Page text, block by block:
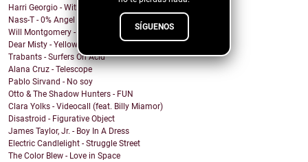
SÍGUENOS
Harri Georgio - With the Lights On
Nass-T - 0% Angel
Will Montgomery - Last Man Standing
Dear Misty - Yellow Cadillac
Trabants - Surfers On Acid
Alana Cruz - Telescope
Pablo Sirvand - No soy
Otto & The Shadow Hunters - FUN
Clara Yolks - Videocall (feat. Billy Miamor)
Disastroid - Figurative Object
James Taylor, Jr. - Boy In A Dress
Electric Candlelight - Struggle Street
The Color Blew - Love in Space